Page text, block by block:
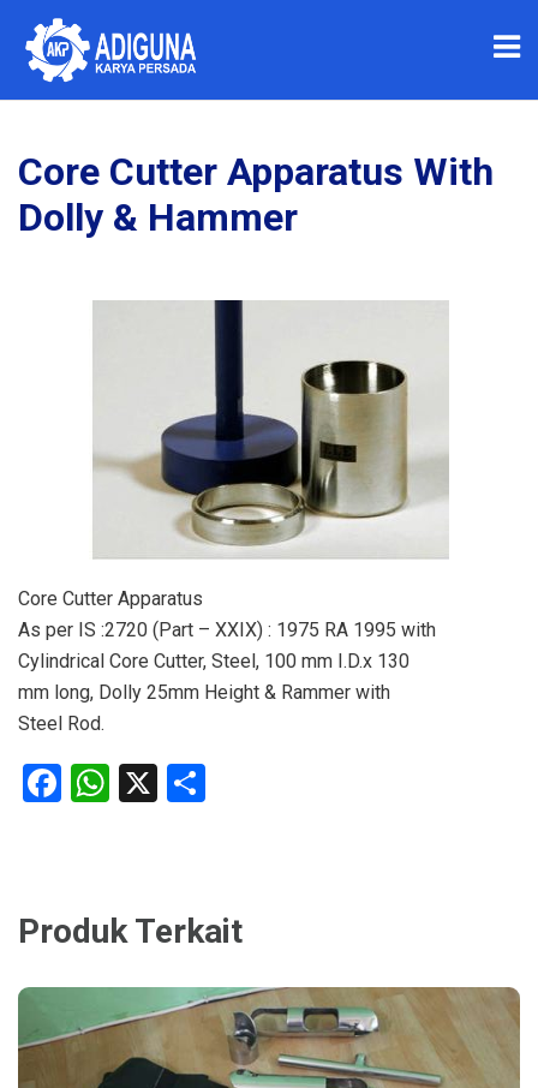
Core Cutter Apparatus With
Dolly & Hammer
Core Cutter Apparatus
As per IS :2720 (Part – XXIX) : 1975 RA 1995 with
Cylindrical Core Cutter, Steel, 100 mm I.D.x 130
mm long, Dolly 25mm Height & Rammer with
Steel Rod.
Facebook
WhatsApp
X
Produk Terkait